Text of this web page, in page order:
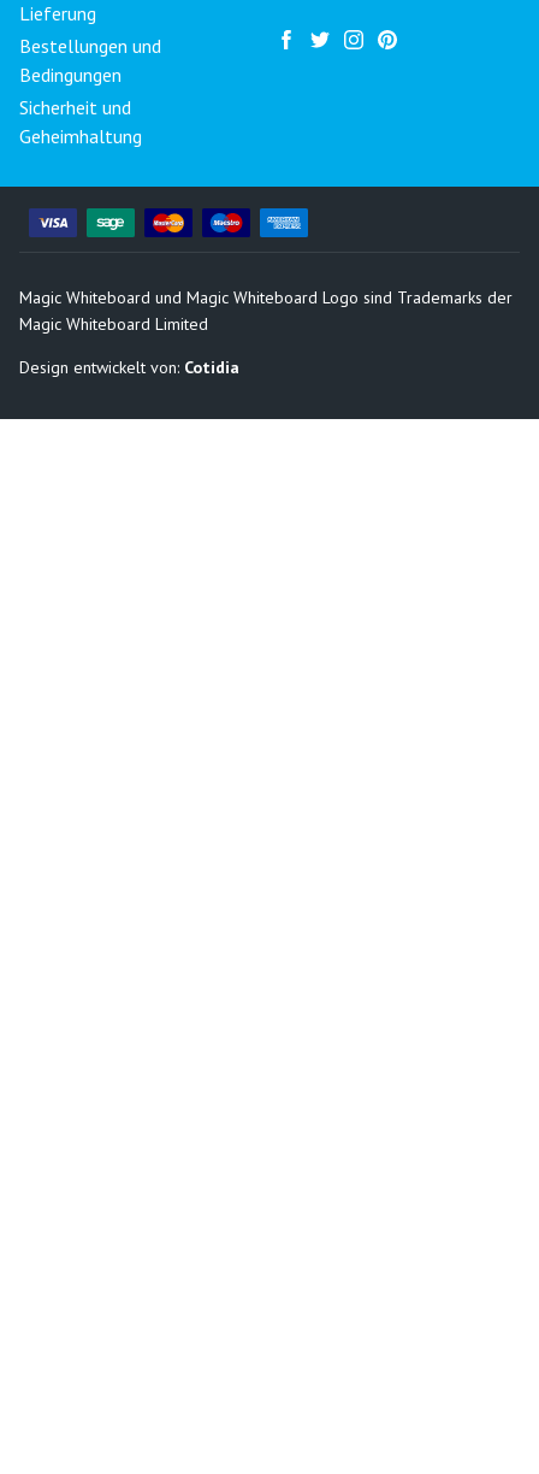
Lieferung
Bestellungen und
Bedingungen
Sicherheit und
Geheimhaltung
Magic Whiteboard und Magic Whiteboard Logo sind Trademarks der
Magic Whiteboard Limited
Design entwickelt von: Cotidia